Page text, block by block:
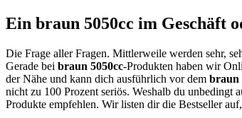
Ein braun 5050cc im Geschäft
Die Frage aller Fragen. Mittlerweile werden sehr,
Gerade bei braun 5050cc-Produkten haben wir
der Nähe und kann dich ausführlich vor dem braun
nicht zu 100 Prozent seriös. Weshalb du
Produkte empfehlen. Wir listen dir die Bestseller